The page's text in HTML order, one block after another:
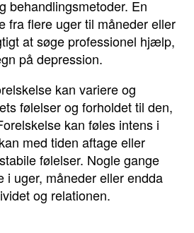
behandlingsmetoder. En
fra flere uger til måneder eller
at søge professionel hjælp,
på depression.
kan variere og
følelser og forholdet til den,
kan føles intens i
med tiden aftage eller
følelser. Nogle gange
i uger, måneder eller endda
og relationen.